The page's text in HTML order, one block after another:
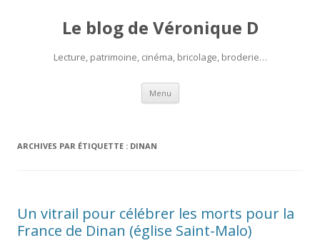
Le blog de Véronique D
Lecture, patrimoine, cinéma, bricolage, broderie…
Menu Aller
contenu
ARCHIVES PAR ÉTIQUETTE : DINAN
Un vitrail pour célébrer les morts pour la
France de Dinan (église Saint-Malo)